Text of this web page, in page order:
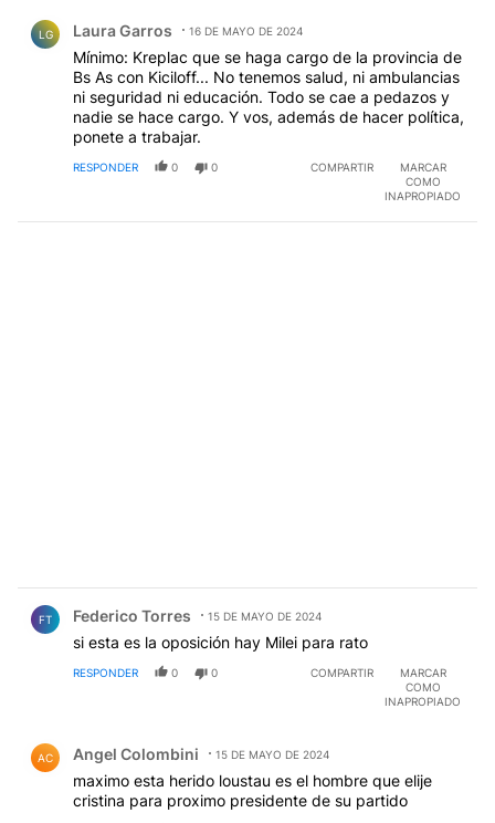
LG Laura Garros 16 DE MAYO DE 2024
Mínimo: Kreplac que se haga cargo de la provincia de
Bs As con Kiciloff... No tenemos salud, ni ambulancias
ni seguridad ni educación. Todo se cae a pedazos y
nadie se hace cargo. Y vos, además de hacer política,
ponete a trabajar.
RESPONDER 0 0 COMPARTIR
MARCAR
COMO
INAPROPIADO
FT Federico Torres 15 DE MAYO DE 2024
si esta es la oposición hay Milei para rato
RESPONDER 0 0 COMPARTIR
MARCAR
COMO
INAPROPIADO
AC Angel Colombini 15 DE MAYO DE 2024
maximo esta herido loustau es el hombre que elije
cristina para proximo presidente de su partido